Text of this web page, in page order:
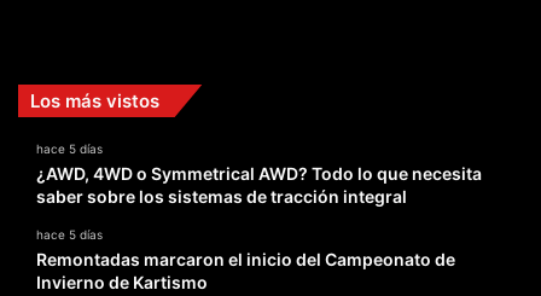
Los más vistos
hace 5 días
¿AWD, 4WD o Symmetrical AWD? Todo lo que necesita
saber sobre los sistemas de tracción integral
hace 5 días
Remontadas marcaron el inicio del Campeonato de
Invierno de Kartismo